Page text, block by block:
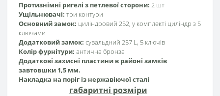
Протизнімні ригелі з петлевої сторони: 2 шт
Ущільнювачі: три контури
Основний замок: циліндровий 252, у комплекті циліндр з 5
ключами
Додатковий замок: сувальдний 257 L, 5 ключів
Колір фурнітури: антична бронза
Додаткові захисні пластини в районі замків
завтовшки 1,5 мм.
Накладка на поріг із нержавіючої сталі
габаритні розміри